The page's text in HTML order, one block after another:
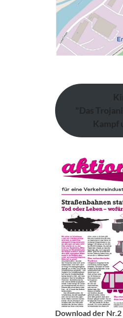
"Das
Kampf
Download der